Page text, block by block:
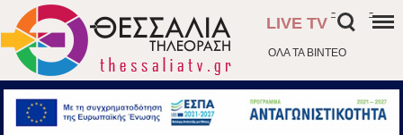
ΟΛΑ ΤΑ ΒΙΝΤΕΟ
LIVE TV
- -